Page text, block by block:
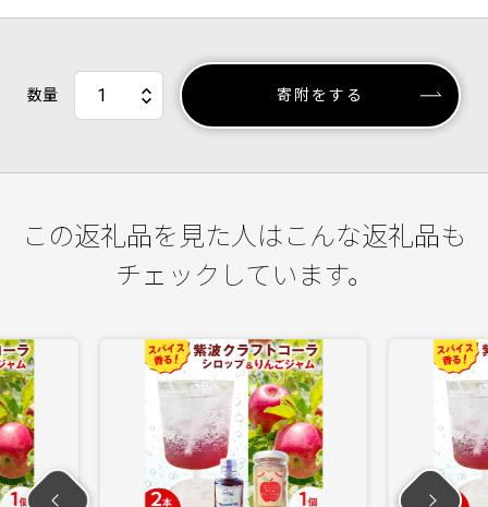
数量 寄附をする
この返礼品を見た人はこんな返礼品も
チェックしています。